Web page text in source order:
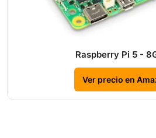
Raspberry Pi 5 -
Ver precio en